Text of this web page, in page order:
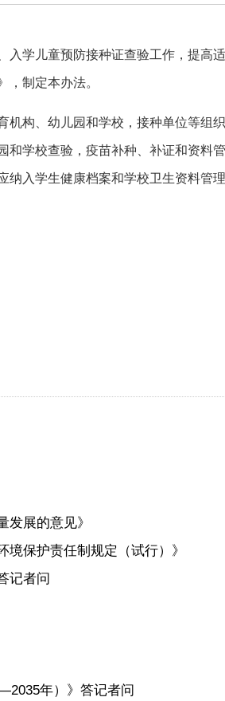
学儿童预防接种证查验工作，提高
制定本办法。
构、幼儿园和学校，接种单位等组
学校查验，疫苗补种、补证和资料
入学生健康档案和学校卫生资料管理
展的意见》
保护责任制规定（试行）》
记者问
年）》答记者问